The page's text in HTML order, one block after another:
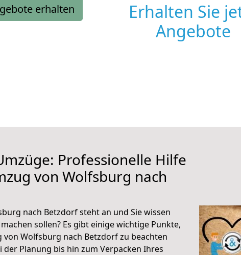
erhalten
Erhalten Sie
Angebote
Professionelle Hilfe
von Wolfsburg nach
nach Betzdorf steht an und Sie wissen
sollen? Es gibt einige wichtige Punkte,
von Wolfsburg nach Betzdorf zu beachten
der Planung bis hin zum Verpacken Ihres